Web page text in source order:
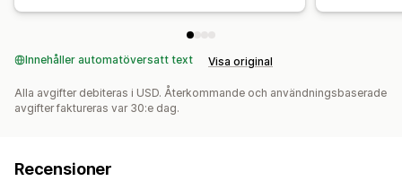
Innehåller automatöversatt text Visa original
Alla avgifter debiteras i USD. Återkommande och användningsbaserade
avgifter faktureras var 30:e dag.
Recensioner